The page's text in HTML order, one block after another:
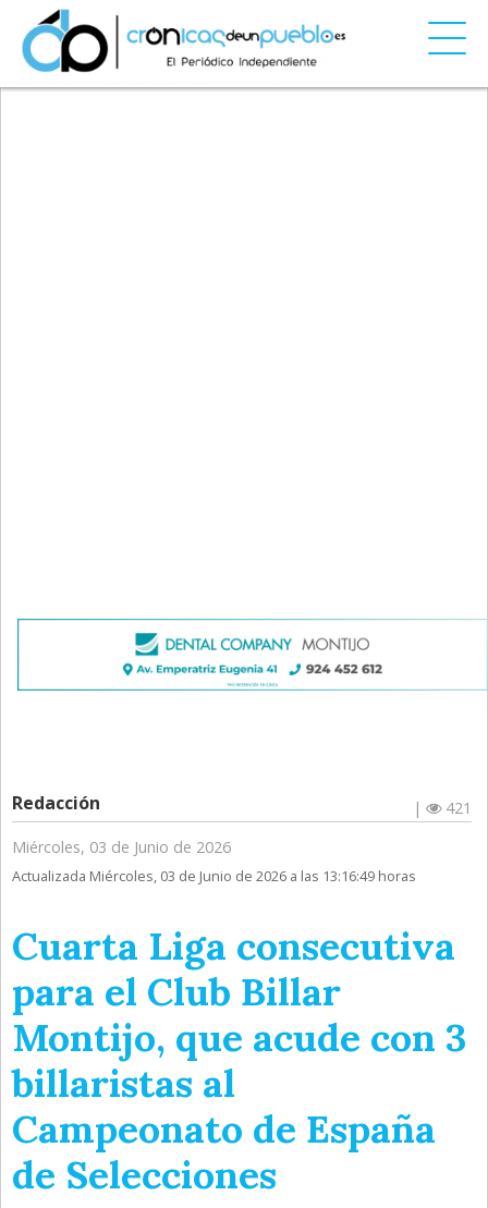
Redacción |
421
Miércoles, 03 de Junio de 2026
Actualizada Miércoles, 03 de Junio de 2026 a las 13:16:49 horas
Cuarta Liga consecutiva
para el Club Billar
Montijo, que acude con 3
billaristas al
Campeonato de España
de Selecciones